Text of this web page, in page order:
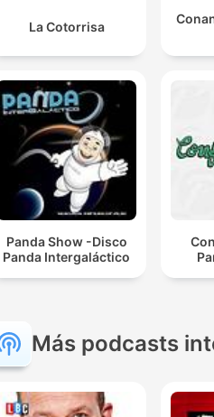
La Cotorrisa
Panda Show -Disco
Panda Intergaláctico
Más podcasts